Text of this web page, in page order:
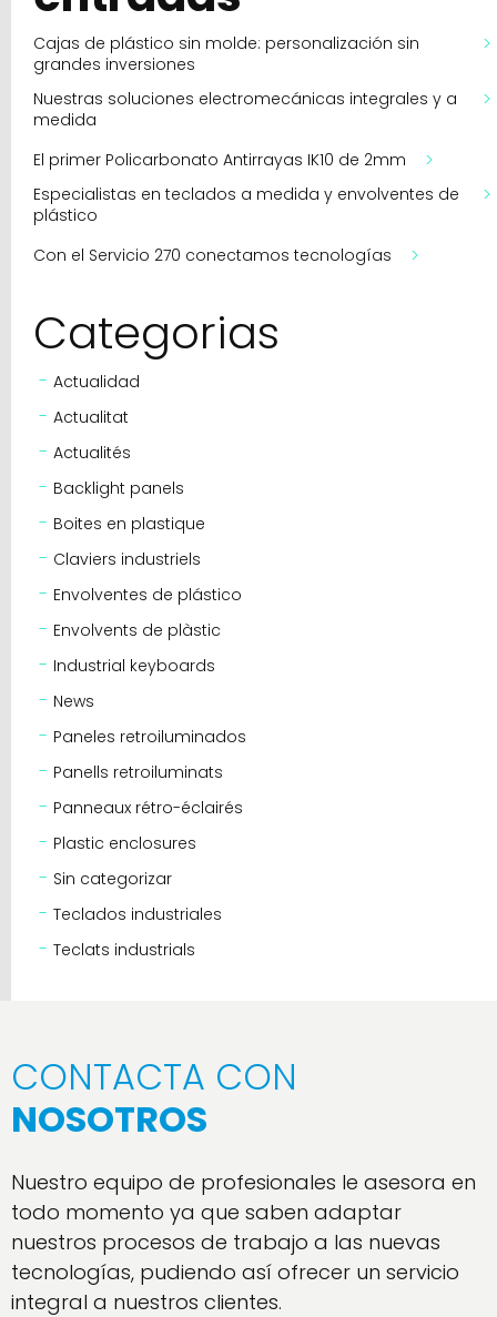
Cajas de plástico sin molde: personalización sin
grandes inversiones
Nuestras soluciones electromecánicas integrales y a
medida
El primer Policarbonato Antirrayas IK10 de 2mm
Especialistas en teclados a medida y envolventes de
plástico
Con el Servicio 270 conectamos tecnologías
Categorias
Actualidad
Actualitat
Actualités
Backlight panels
Boites en plastique
Claviers industriels
Envolventes de plástico
Envolvents de plàstic
Industrial keyboards
News
Paneles retroiluminados
Panells retroiluminats
Panneaux rétro-éclairés
Plastic enclosures
Sin categorizar
Teclados industriales
Teclats industrials
CONTACTA CON
NOSOTROS
Nuestro equipo de profesionales le asesora en
todo momento ya que saben adaptar
nuestros procesos de trabajo a las nuevas
tecnologías, pudiendo así ofrecer un servicio
integral a nuestros clientes.